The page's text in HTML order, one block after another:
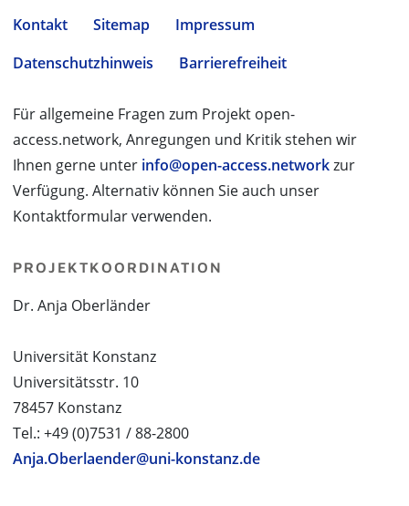
Kontakt Sitemap
Impressum
Datenschutzhinweis
Barrierefreiheit
Für allgemeine Fragen zum Projekt open-
access.network, Anregungen und Kritik stehen wir
Ihnen gerne unter info@open-access.networkzur
Verfügung. Alternativ können Sie auch unser
Kontaktformular verwenden.
PROJEKTKOORDINATION
Dr. Anja Oberländer
Universität Konstanz
Universitätsstr. 10
78457 Konstanz
Tel.: +49 (0)7531 / 88-2800
Anja.Oberlaender@uni-konstanz.de